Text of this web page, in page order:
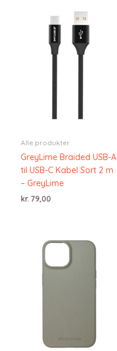
Alle produkter
GreyLime Braided USB-A
til USB-C Kabel Sort 2 m
– GreyLime
kr. 79,00